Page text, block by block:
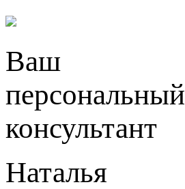
Ваш
персональный
консультант
Наталья